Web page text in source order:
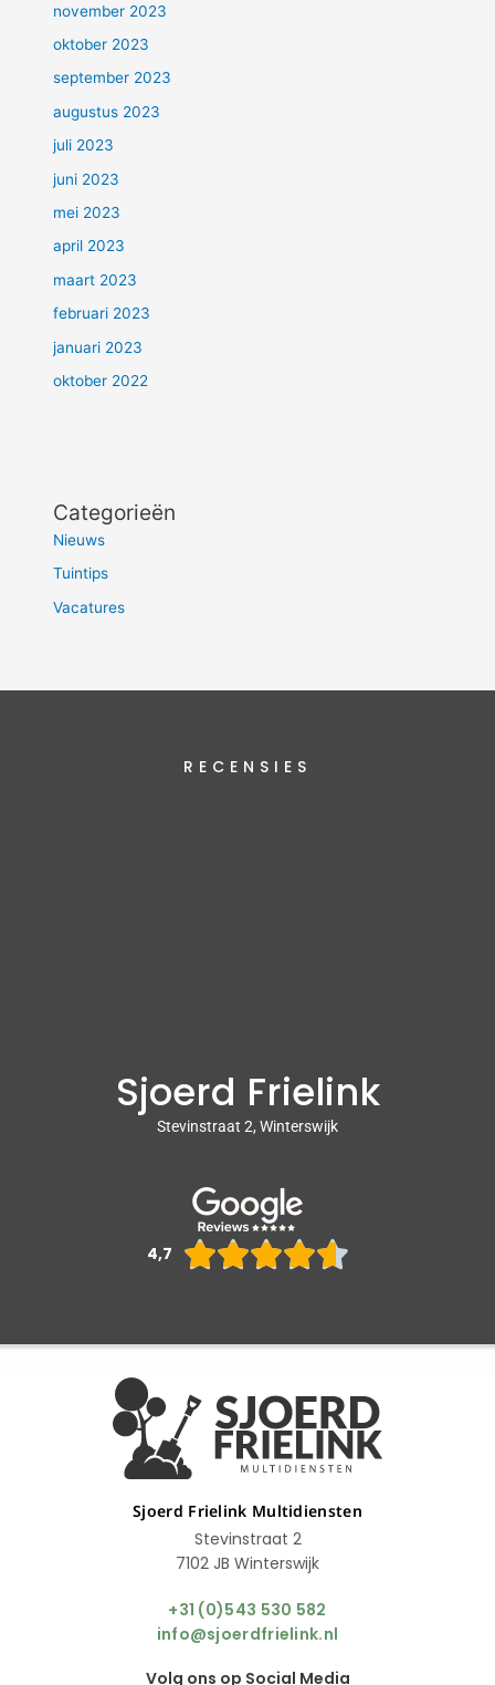
november 2023
oktober 2023
september 2023
augustus 2023
juli 2023
juni 2023
mei 2023
april 2023
maart 2023
februari 2023
januari 2023
oktober 2022
Categorieën
Nieuws
Tuintips
Vacatures
RECENSIES
Sjoerd Frielink
Stevinstraat 2, Winterswijk
4,7 
Sjoerd Frielink Multidiensten
Stevinstraat 2
7102 JB Winterswijk
+31 (0)543 530 582
info@sjoerdfrielink.nl
Volg ons op Social Media